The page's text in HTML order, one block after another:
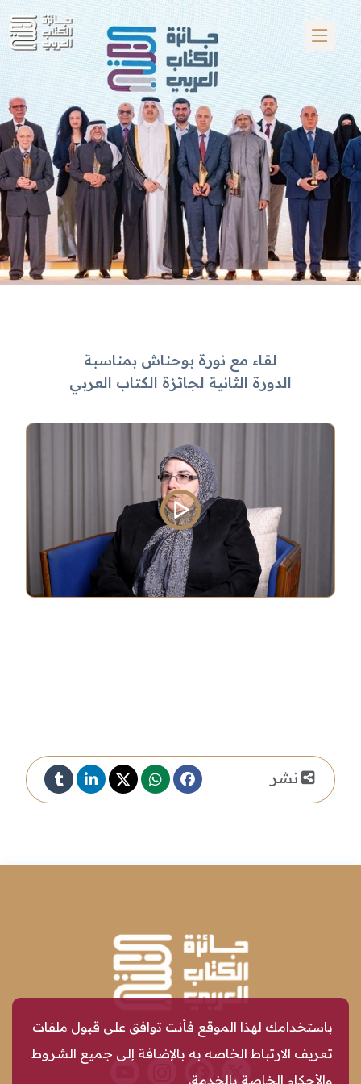
لقاء مع نورة بوحناش بمناسبة
الدورة الثانية لجائزة الكتاب العربي
نشر
باستخدامك لهذا الموقع فأنت توافق على قبول ملفات
تعريف الارتباط الخاصه به بالإضافة إلى جميع الشروط
والأحكام الخاصة بالخدمة.